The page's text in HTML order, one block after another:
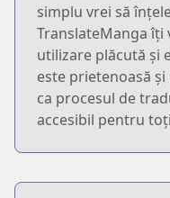
simplu vrei să
TranslateManga îți
utilizare plăcută și
este prietenoasă
ca procesul de
accesibil pentru